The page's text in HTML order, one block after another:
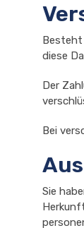
Besteht
diese
Der
Bei
Sie